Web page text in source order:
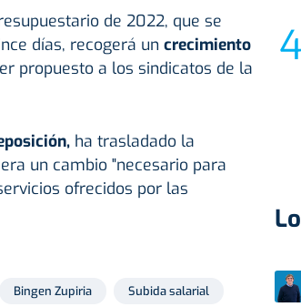
de 2022, que se
días, recogerá un crecimiento
propuesto a los sindicatos de la
ha trasladado la
un cambio "necesario para
ofrecidos por las
Bingen Zupiria Subida salarial
Lo